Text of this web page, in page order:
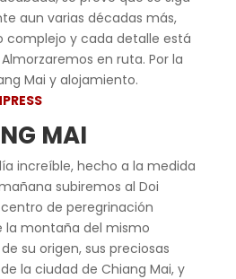
aun varias décadas más,
complejo y cada detalle está
en ruta. Por la
Mai y alojamiento.
MAI
increíble, hecho a la medida
subiremos al Doi
de peregrinación
la montaña del mismo
su origen, sus preciosas
la ciudad de Chiang Mai, y